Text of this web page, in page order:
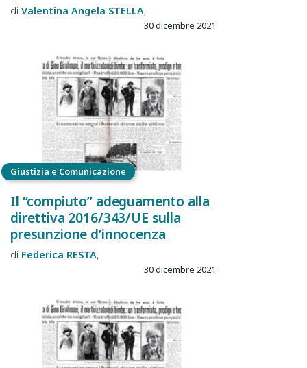
Valentina Angela STELLA
30 dicembre 2021
Giustizia e Comunicazione
Il “compiuto” adeguamento alla
direttiva 2016/343/UE sulla
presunzione d’innocenza
Federica RESTA
30 dicembre 2021